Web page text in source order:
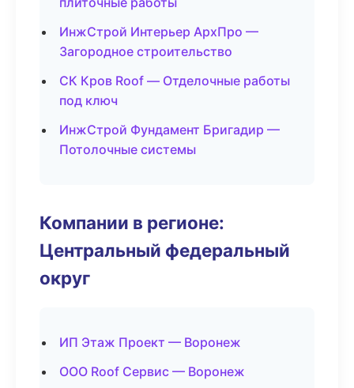
ИнжСтрой Интерьер АрхПро —
Загородное строительство
СК Кров Roof — Отделочные работы
под ключ
ИнжСтрой Фундамент Бригадир —
Потолочные системы
Компании в регионе:
Центральный федеральный
округ
ИП Этаж Проект — Воронеж
ООО Roof Сервис — Воронеж